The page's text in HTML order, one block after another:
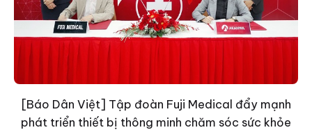
[Báo Dân Việt] Tập đoàn Fuji Medical đẩy mạnh
phát triển thiết bị thông minh chăm sóc sức khỏe